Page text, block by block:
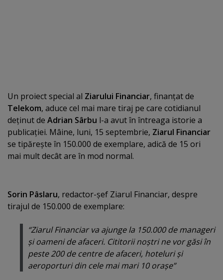
Un proiect special al Ziarului Financiar, finanţat de
Telekom, aduce cel mai mare tiraj pe care cotidianul
deţinut de Adrian Sârbu l-a avut în întreaga istorie a
publicaţiei. Mâine, luni, 15 septembrie, Ziarul Financiar
se tipăreşte în 150.000 de exemplare, adică de 15 ori
mai mult decât are în mod normal.
Sorin Pâslaru, redactor-şef Ziarul Financiar, despre
tirajul de 150.000 de exemplare:
“Ziarul Financiar va ajunge la 150.000 de manageri
şi oameni de afaceri. Cititorii noştri ne vor găsi în
peste 200 de centre de afaceri, hoteluri şi
aeroporturi din cele mai mari 10 oraşe”